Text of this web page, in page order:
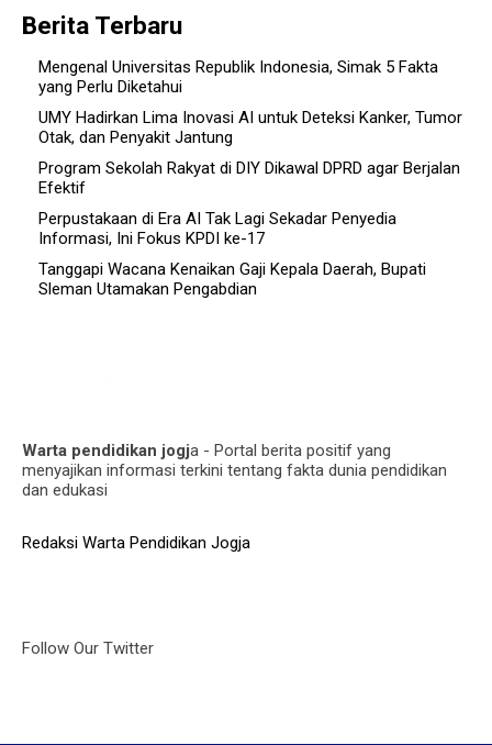
Berita Terbaru
Mengenal Universitas Republik Indonesia, Simak 5 Fakta
yang Perlu Diketahui
UMY Hadirkan Lima Inovasi AI untuk Deteksi Kanker, Tumor
Otak, dan Penyakit Jantung
Program Sekolah Rakyat di DIY Dikawal DPRD agar Berjalan
Efektif
Perpustakaan di Era AI Tak Lagi Sekadar Penyedia
Informasi, Ini Fokus KPDI ke-17
Tanggapi Wacana Kenaikan Gaji Kepala Daerah, Bupati
Sleman Utamakan Pengabdian
Warta pendidikan jogja - Portal berita positif yang
menyajikan informasi terkini tentang fakta dunia pendidikan
dan edukasi
Redaksi Warta Pendidikan Jogja
Follow Our Twitter